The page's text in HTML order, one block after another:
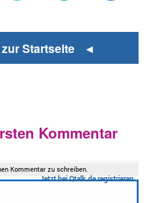
Startseite ◄
Kommentar